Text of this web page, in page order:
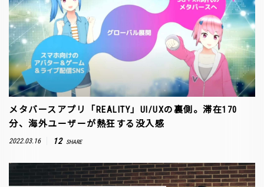
メタバースアプリ「REALITY」UI/UXの裏側。滞在170
分、海外ユーザーが熱狂する没入感
2022.03.16 12 SHARE